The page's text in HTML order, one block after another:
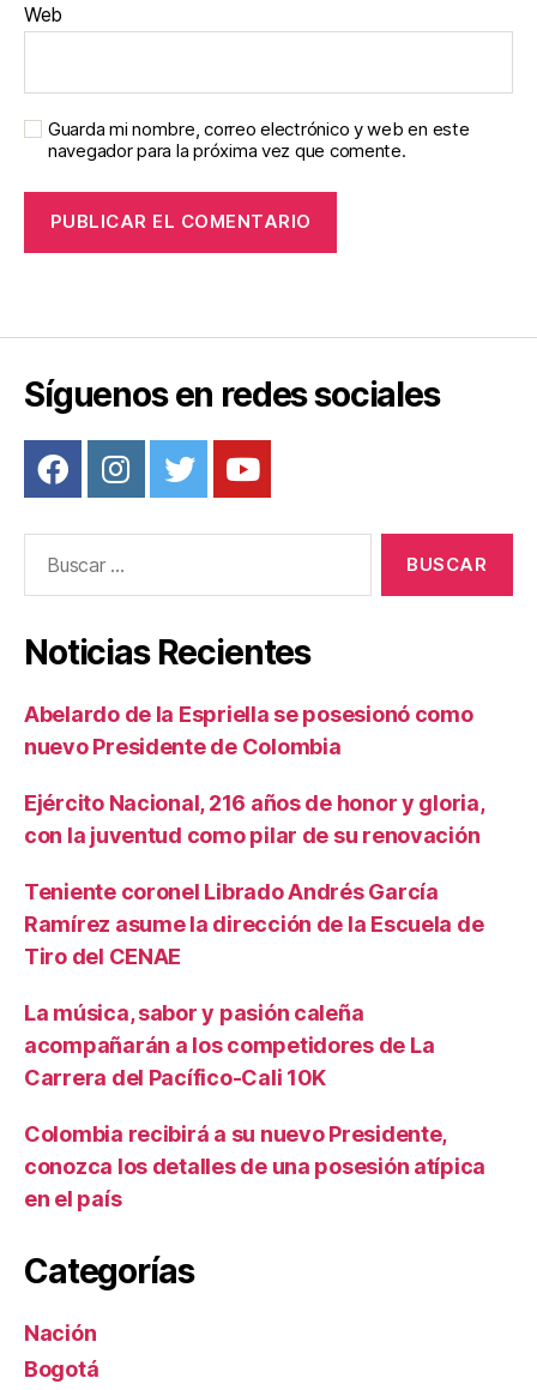
Web
Guarda mi nombre, correo electrónico y web en este
navegador para la próxima vez que comente.
Síguenos en redes sociales
Noticias Recientes
Abelardo de la Espriella se posesionó como
nuevo Presidente de Colombia
Ejército Nacional, 216 años de honor y gloria,
con la juventud como pilar de su renovación
Teniente coronel Librado Andrés García
Ramírez asume la dirección de la Escuela de
Tiro del CENAE
La música, sabor y pasión caleña
acompañarán a los competidores de La
Carrera del Pacífico-Cali 10K
Colombia recibirá a su nuevo Presidente,
conozca los detalles de una posesión atípica
en el país
Categorías
Nación
Bogotá